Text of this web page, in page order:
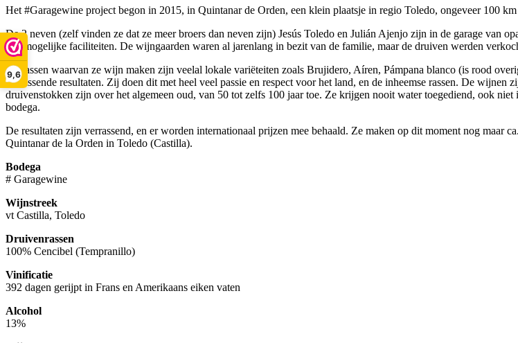
9,6
Het #Garagewine project begon in 2015, in Quintanar de Orden, een klein plaatsje in regio Toledo, ongeveer 100
De 2 neven (zelf vinden ze dat ze meer broers dan neven zijn) Jesús Toledo en Julián Ajenjo zijn in de garage van
alle mogelijke faciliteiten. De wijngaarden waren al jarenlang in bezit van de familie, maar de druiven werden
De rassen waarvan ze wijn maken zijn veelal lokale variëteiten zoals Brujidero, Aíren, Pámpana blanco (is rood
verrassende resultaten. Zij doen dit met heel veel passie en respect voor het land, en de inheemse rassen. De
druivenstokken zijn over het algemeen oud, van 50 tot zelfs 100 jaar toe. Ze krijgen nooit water toegediend, ook
bodega.
De resultaten zijn verrassend, en er worden internationaal prijzen mee behaald. Ze maken op dit moment nog
Quintanar de la Orden in Toledo (Castilla).
Bodega
# Garagewine
Wijnstreek
vt Castilla, Toledo
Druivenrassen
100% Cencibel (Tempranillo)
Vinificatie
392 dagen gerijpt in Frans en Amerikaans eiken vaten
Alcohol
13%